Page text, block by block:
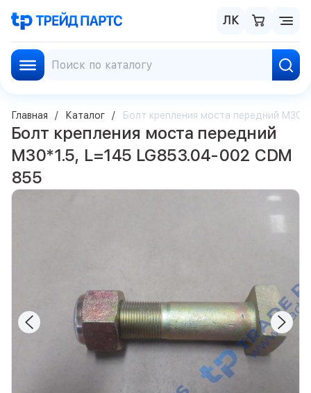
ЛК
Главная Каталог Болт крепления моста передний
Болт крепления моста передний
M30*1.5, L=145 LG853.04-002 CDM
855